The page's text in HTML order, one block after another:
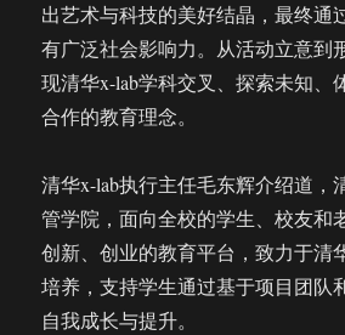
出艺术与科技的美好结晶，最终通
有广泛社会影响力。从活动立意到
现清华x-lab学科交叉、探索未知、
合作的教育理念。
清华x-lab执行主任毛东辉介绍道，
管学院，面向全校的学生、校友和
创新、创业的教育平台，致力于清
培养，支持学生通过基于项目团队
自我成长与提升。